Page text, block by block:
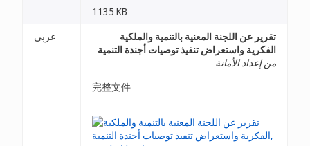
1135 KB
عربي
تقرير عن اللجنة المعنية بالتنمية والملكية
الفكرية واستعراض تنفيذ توصيات أجندة التنمية
من إعداد الأمانة
完整文件